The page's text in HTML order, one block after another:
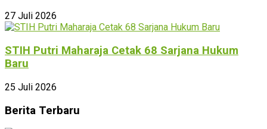
27 Juli 2026
STIH Putri Maharaja Cetak 68 Sarjana Hukum
Baru
25 Juli 2026
Berita Terbaru